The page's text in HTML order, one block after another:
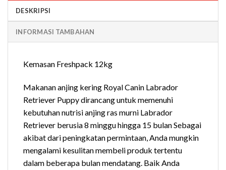
DESKRIPSI
INFORMASI TAMBAHAN
Kemasan Freshpack 12kg
Makanan anjing kering Royal Canin Labrador
Retriever Puppy dirancang untuk memenuhi
kebutuhan nutrisi anjing ras murni Labrador
Retriever berusia 8 minggu hingga 15 bulan Sebagai
akibat dari peningkatan permintaan, Anda mungkin
mengalami kesulitan membeli produk tertentu
dalam beberapa bulan mendatang. Baik Anda